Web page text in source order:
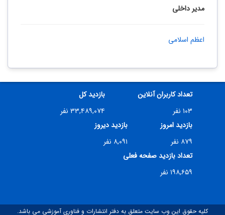
مدیر داخلی
اعظم اسلامی
تعداد کاربران آنلاین
۱۰۳ نفر
بازدید کل
۳۳,۴۸۹,۰۷۴ نفر
بازدید امروز
۸۷۹ نفر
بازدید دیروز
۸,۰۹۱ نفر
تعداد بازدید صفحه فعلی
۱۹۸,۶۵۹ نفر
کلیه حقوق این وب سایت متعلق به دفتر انتشارات و فناوری آموزشی می باشد.